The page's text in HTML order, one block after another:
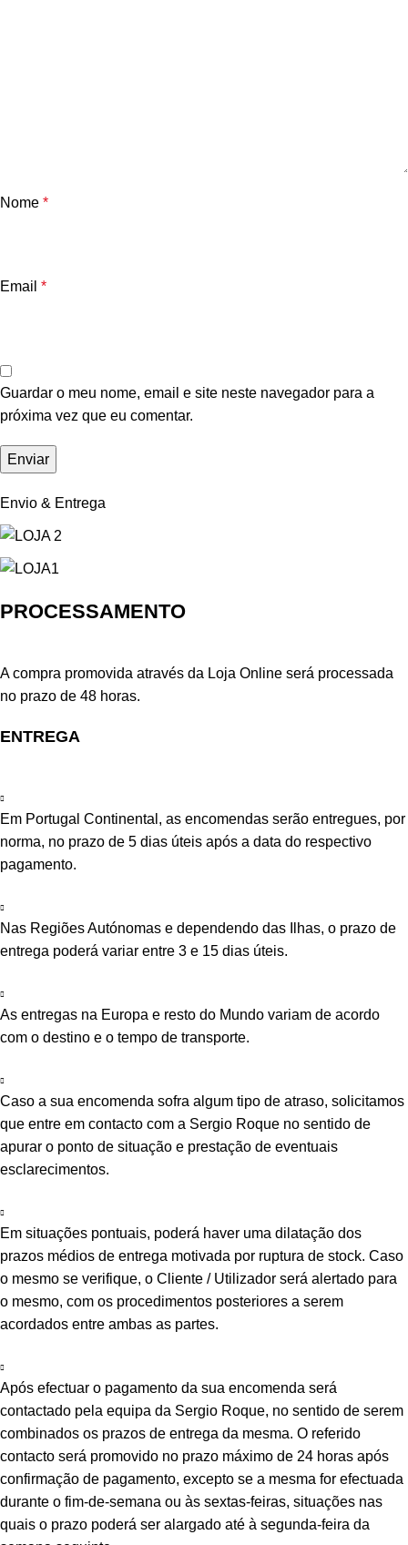
Nome *
Email *
Guardar o meu nome, email e site neste navegador para a
próxima vez que eu comentar.
Envio & Entrega
PROCESSAMENTO
A compra promovida através da Loja Online será processada
no prazo de 48 horas.
ENTREGA
Em Portugal Continental, as encomendas serão entregues, por
norma, no prazo de 5 dias úteis após a data do respectivo
pagamento.
Nas Regiões Autónomas e dependendo das Ilhas, o prazo de
entrega poderá variar entre 3 e 15 dias úteis.
As entregas na Europa e resto do Mundo variam de acordo
com o destino e o tempo de transporte.
Caso a sua encomenda sofra algum tipo de atraso, solicitamos
que entre em contacto com a Sergio Roque no sentido de
apurar o ponto de situação e prestação de eventuais
esclarecimentos.
Em situações pontuais, poderá haver uma dilatação dos
prazos médios de entrega motivada por ruptura de stock. Caso
o mesmo se verifique, o Cliente / Utilizador será alertado para
o mesmo, com os procedimentos posteriores a serem
acordados entre ambas as partes.
Após efectuar o pagamento da sua encomenda será
contactado pela equipa da Sergio Roque, no sentido de serem
combinados os prazos de entrega da mesma. O referido
contacto será promovido no prazo máximo de 24 horas após
confirmação de pagamento, excepto se a mesma for efectuada
durante o fim-de-semana ou às sextas-feiras, situações nas
quais o prazo poderá ser alargado até à segunda-feira da